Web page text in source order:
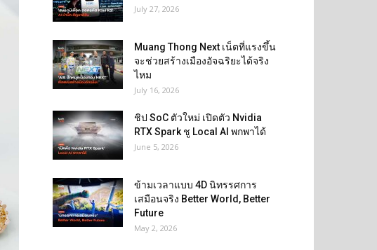
July 27, 2026
Muang Thong Next เน็ตที่แรงขึ้น
จะช่วยสร้างเมืองอัจฉริยะได้จริง
ไหม
July 16, 2026
ชิป SoC ตัวใหม่ เปิดตัว Nvidia
RTX Spark ชู Local AI พกพาได้
June 5, 2026
ข้ามเวลาแบบ 4D นิทรรศการ
เสมือนจริง Better World, Better
Future
May 2, 2026